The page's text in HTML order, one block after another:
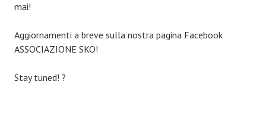
mai!
Aggiornamenti a breve sulla nostra pagina Facebook
ASSOCIAZIONE SKO!
Stay tuned! ?